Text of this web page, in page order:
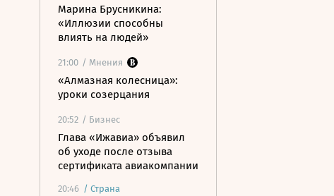
Марина Брусникина:
«Иллюзии способны
влиять на людей»
21:00 / Мнения
«Алмазная колесница»:
уроки созерцания
20:52 / Бизнес
Глава «Ижавиа» объявил
об уходе после отзыва
сертификата авиакомпании
20:46 / Страна